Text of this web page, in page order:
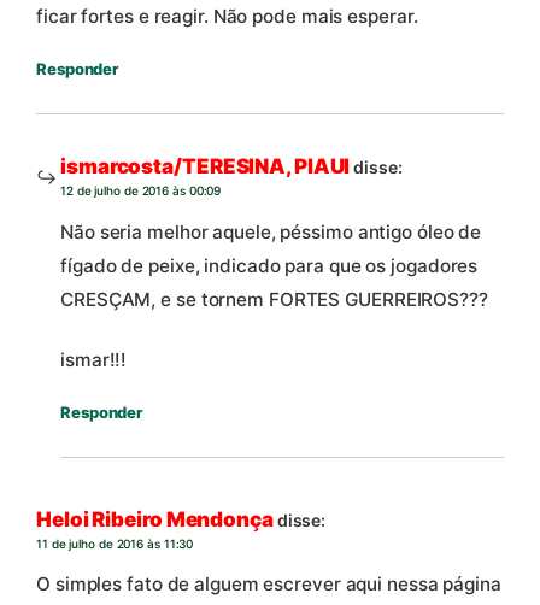
ficar fortes e reagir. Não pode mais esperar.
Responder
ismarcosta/TERESINA, PIAUIdisse:
12 de julho de 2016 às 00:09
Não seria melhor aquele, péssimo antigo óleo de
fígado de peixe, indicado para que os jogadores
CRESÇAM, e se tornem FORTES GUERREIROS???
ismar!!!
Responder
Heloi Ribeiro Mendonçadisse:
11 de julho de 2016 às 11:30
O simples fato de alguem escrever aqui nessa página